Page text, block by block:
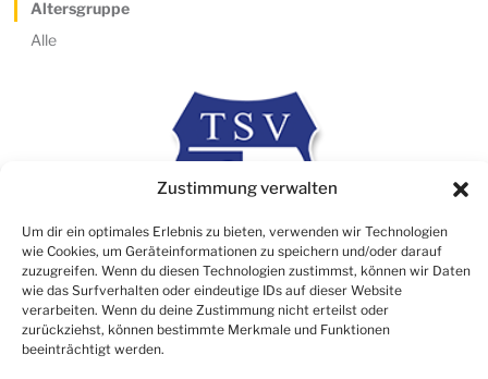
Zustimmung verwalten
Um dir ein optimales Erlebnis zu bieten, verwenden wir Technologien
wie Cookies, um Geräteinformationen zu speichern und/oder darauf
zuzugreifen. Wenn du diesen Technologien zustimmst, können wir Daten
wie das Surfverhalten oder eindeutige IDs auf dieser Website
verarbeiten. Wenn du deine Zustimmung nicht erteilst oder
zurückziehst, können bestimmte Merkmale und Funktionen
beeinträchtigt werden.
Altersgruppe
Alle
Rechtliches